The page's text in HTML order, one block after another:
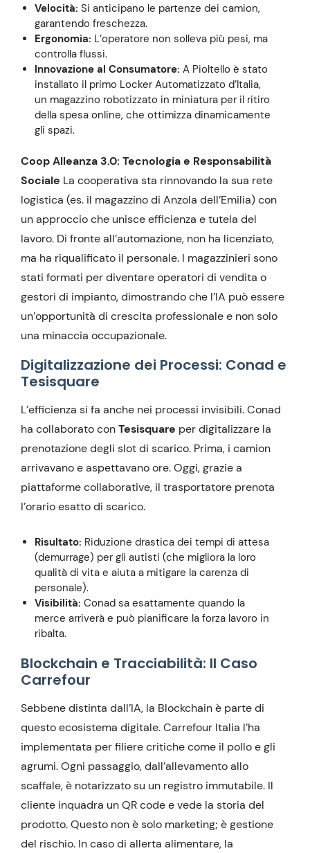
Velocità: Si anticipano le partenze dei camion,
garantendo freschezza.
Ergonomia: L’operatore non solleva più pesi, ma
controlla flussi.
Innovazione al Consumatore: A Pioltello è stato
installato il primo Locker Automatizzato d’Italia,
un magazzino robotizzato in miniatura per il ritiro
della spesa online, che ottimizza dinamicamente
gli spazi.
Coop Alleanza 3.0: Tecnologia e Responsabilità
Sociale La cooperativa sta rinnovando la sua rete
logistica (es. il magazzino di Anzola dell’Emilia) con
un approccio che unisce efficienza e tutela del
lavoro. Di fronte all’automazione, non ha licenziato,
ma ha riqualificato il personale. I magazzinieri sono
stati formati per diventare operatori di vendita o
gestori di impianto, dimostrando che l’IA può essere
un’opportunità di crescita professionale e non solo
una minaccia occupazionale.
Digitalizzazione dei Processi: Conad e
Tesisquare
L’efficienza si fa anche nei processi invisibili. Conad
ha collaborato conTesisquare per digitalizzare la
prenotazione degli slot di scarico. Prima, i camion
arrivavano e aspettavano ore. Oggi, grazie a
piattaforme collaborative, il trasportatore prenota
l’orario esatto di scarico.
Risultato: Riduzione drastica dei tempi di attesa
(demurrage) per gli autisti (che migliora la loro
qualità di vita e aiuta a mitigare la carenza di
personale).
Visibilità: Conad sa esattamente quando la
merce arriverà e può pianificare la forza lavoro in
ribalta.
Blockchain e Tracciabilità: Il Caso
Carrefour
Sebbene distinta dall’IA, la Blockchain è parte di
questo ecosistema digitale. Carrefour Italia l’ha
implementata per filiere critiche come il pollo e gli
agrumi. Ogni passaggio, dall’allevamento allo
scaffale, è notarizzato su un registro immutabile. Il
cliente inquadra un QR code e vede la storia del
prodotto. Questo non è solo marketing; è gestione
del rischio. In caso di allerta alimentare, la